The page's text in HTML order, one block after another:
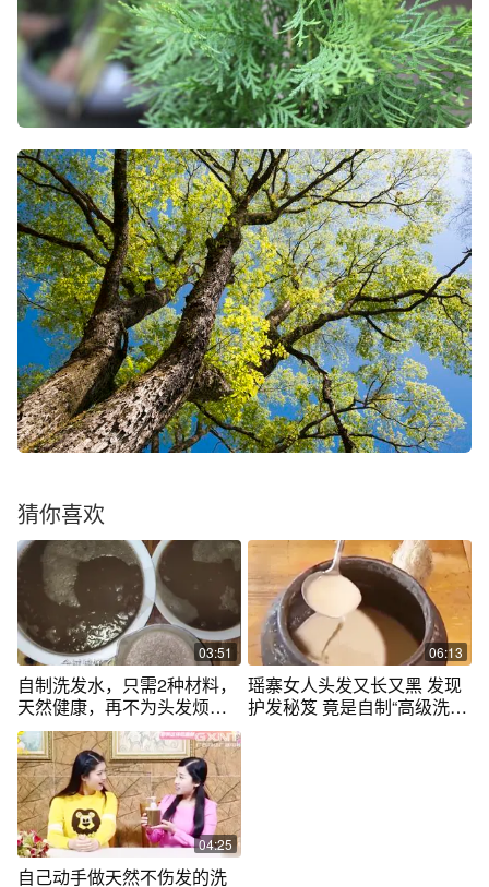
猜你喜欢
03:51
自制洗发水，只需2种材料，
天然健康，再不为头发烦恼
了！
06:13
瑶寨女人头发又长又黑 发现
护发秘笈 竟是自制“高级洗发
04:25
自己动手做天然不伤发的洗